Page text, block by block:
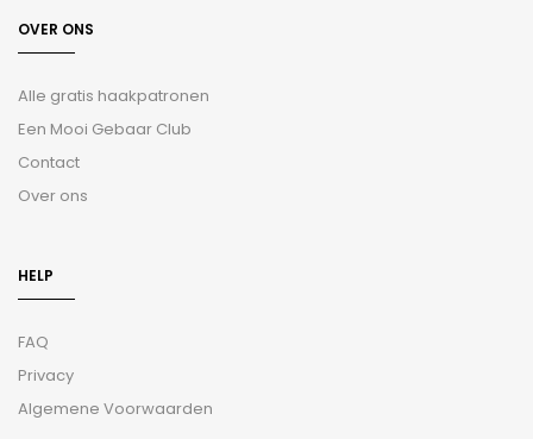
OVER ONS
Alle gratis haakpatronen
Een Mooi Gebaar Club
Contact
Over ons
HELP
FAQ
Privacy
Algemene Voorwaarden